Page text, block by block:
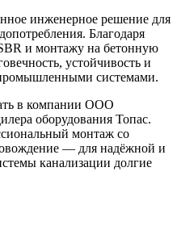
инженерное решение для
Благодаря
и монтажу на бетонную
устойчивость и
системами.
в компании ООО
оборудования Топас.
монтаж со
— для надёжной и
канализации долгие